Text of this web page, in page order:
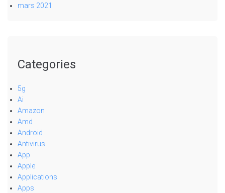
mars 2021
Categories
5g
Ai
Amazon
Amd
Android
Antivirus
App
Apple
Applications
Apps